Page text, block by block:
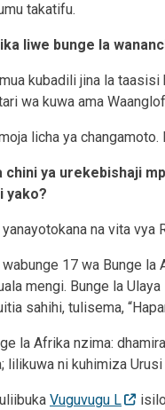
takatifu.
liwe bunge la
kubadili jina la
wa kuwa ama
licha ya
chini ya urekebishaji
yako?
na vita vya
17 wa Bunge
mengi. Bunge la
sahihi, tulisema,
la Afrika nzima:
lilikuwa ni kuhimiza
Vuguvugu L